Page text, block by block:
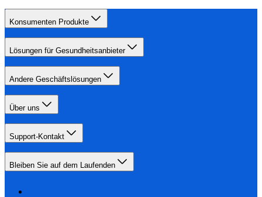
Konsumenten Produkte
Lösungen für Gesundheitsanbieter
Andere Geschäftslösungen
Über uns
Support-Kontakt
Bleiben Sie auf dem Laufenden